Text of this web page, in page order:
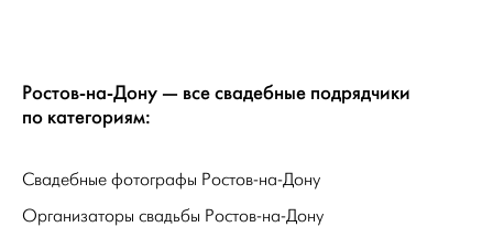
Ростов-на-Дону — все свадебные подрядчики
по категориям:
Свадебные фотографы Ростов-на-Дону
Организаторы свадьбы Ростов-на-Дону